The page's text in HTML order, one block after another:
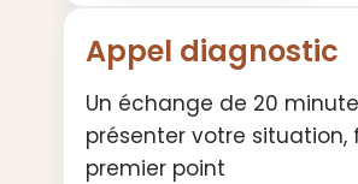
Appel diagnostic
Un échange de 20
présenter votre situation,
premier point